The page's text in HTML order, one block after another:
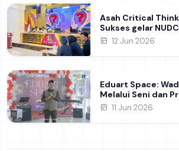
Asah Critical
Sukses gelar
12 Jun 2026
Eduart Space:
Melalui Seni dan
11 Jun 2026